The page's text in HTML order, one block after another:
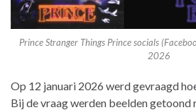
Prince Stranger Things Prince socials
2026
Op 12 januari 2026 werd gevraagd
Bij de vraag werden beelden getoond